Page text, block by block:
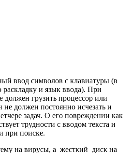
ввод символов с клавиатуры (в
и язык ввода). При
должен грузить процессор или
должен постоянно исчезать и
задач. О его повреждении как
трудности с вводом текста и
при поиске.
на вирусы, а жесткий диск на